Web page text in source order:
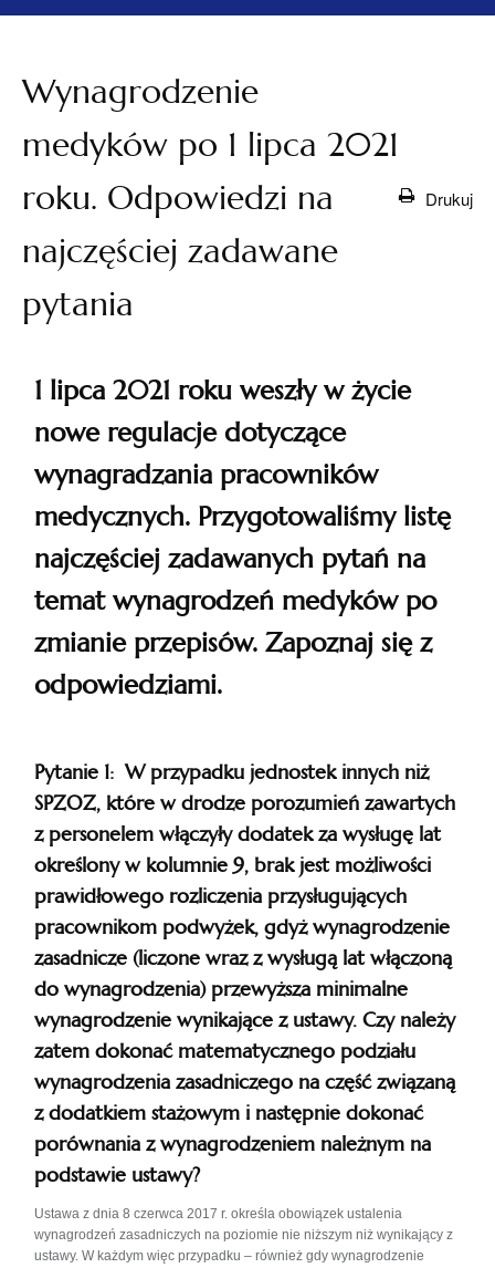
Wynagrodzenie
medyków po 1 lipca 2021
roku. Odpowiedzi na
najczęściej zadawane
pytania
Drukuj
1 lipca 2021 roku weszły w życie
nowe regulacje dotyczące
wynagradzania pracowników
medycznych. Przygotowaliśmy listę
najczęściej zadawanych pytań na
temat wynagrodzeń medyków po
zmianie przepisów. Zapoznaj się z
odpowiedziami.
Pytanie 1: W przypadku jednostek innych niż
SPZOZ, które w drodze porozumień zawartych
z personelem włączyły dodatek za wysługę lat
określony w kolumnie 9, brak jest możliwości
prawidłowego rozliczenia przysługujących
pracownikom podwyżek, gdyż wynagrodzenie
zasadnicze (liczone wraz z wysługą lat włączoną
do wynagrodzenia) przewyższa minimalne
wynagrodzenie wynikające z ustawy. Czy należy
zatem dokonać matematycznego podziału
wynagrodzenia zasadniczego na część związaną
z dodatkiem stażowym i następnie dokonać
porównania z wynagrodzeniem należnym na
podstawie ustawy?
Ustawa z dnia 8 czerwca 2017 r. określa obowiązek ustalenia
wynagrodzeń zasadniczych na poziomie nie niższym niż wynikający z
ustawy. W każdym więc przypadku – również gdy wynagrodzenie